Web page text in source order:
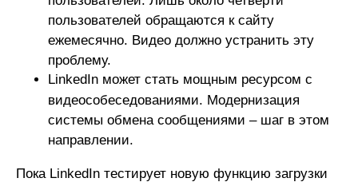
пользователей обращаются к сайту
ежемесячно. Видео должно устранить эту
проблему.
LinkedIn может стать мощным ресурсом с
видеособеседованиями. Модернизация
системы обмена сообщениями – шаг в этом
направлении.
Пока LinkedIn тестирует новую функцию загрузки